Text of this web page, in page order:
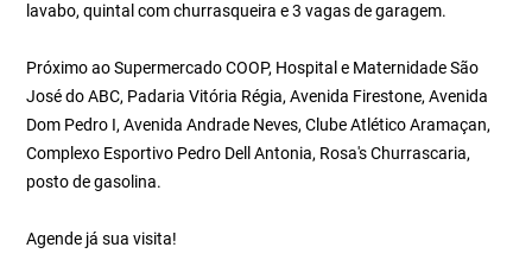
lavabo, quintal com churrasqueira e 3 vagas de garagem.
Próximo ao Supermercado COOP, Hospital e Maternidade São
José do ABC, Padaria Vitória Régia, Avenida Firestone, Avenida
Dom Pedro I, Avenida Andrade Neves, Clube Atlético Aramaçan,
Complexo Esportivo Pedro Dell Antonia, Rosa's Churrascaria,
posto de gasolina.
Agende já sua visita!